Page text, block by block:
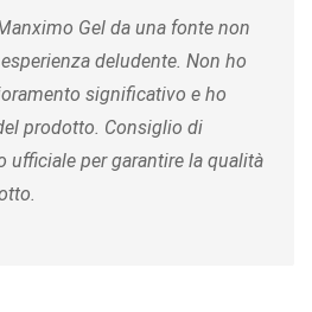
Gel da una fonte non
deludente. Non ho
significativo e ho
prodotto. Consiglio di
ufficiale per garantire la qualità